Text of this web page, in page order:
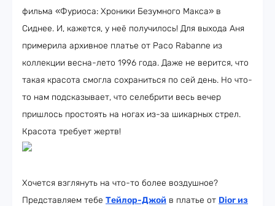
фильма «Фуриоса: Хроники Безумного Макса» в
Сиднее. И, кажется, у неё получилось! Для выхода Аня
примерила архивное платье от Paco Rabanne из
коллекции весна-лето 1996 года. Даже не верится, что
такая красота смогла сохраниться по сей день. Но что-
то нам подсказывает, что селебрити весь вечер
пришлось простоять на ногах из-за шикарных стрел.
Красота требует жертв!
Хочется взглянуть на что-то более воздушное?
Представляем тебе Тейлор-Джой в платье от Dior из